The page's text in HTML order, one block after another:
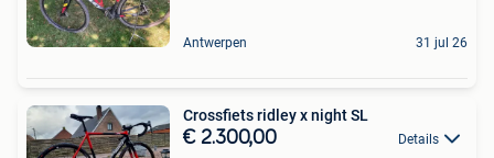
Antwerpen 31 jul 26
Crossfiets ridley x night SL
€ 2.300,00 Details